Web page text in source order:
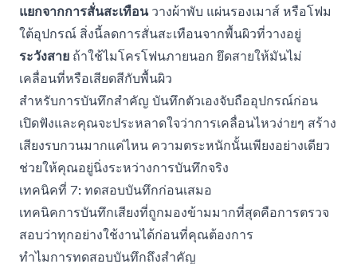
แยกจากการสั่นสะเทือนวางผ้าพับ แผ่นรองเมาส์ หรือโฟม
ใต้อุปกรณ์ สิ่งนี้ลดการสั่นสะเทือนจากพื้นผิวที่วางอยู่
ระวังสาย ถ้าใช้ไมโครโฟนภายนอก ยึดสายให้มันไม่
เคลื่อนที่หรือเสียดสีกับพื้นผิว
สำหรับการบันทึกสำคัญ บันทึกตัวเองจับถืออุปกรณ์ก่อน
เปิดฟังและคุณจะประหลาดใจว่าการเคลื่อนไหวง่ายๆ สร้าง
เสียงรบกวนมากแค่ไหน ความตระหนักนั้นเพียงอย่างเดียว
ช่วยให้คุณอยู่นิ่งระหว่างการบันทึกจริง
เทคนิคที่ 7: ทดสอบบันทึกก่อนเสมอ
เทคนิคการบันทึกเสียงที่ถูกมองข้ามมากที่สุดคือการตรวจ
สอบว่าทุกอย่างใช้งานได้ก่อนที่คุณต้องการ
ทำไมการทดสอบบันทึกถึงสำคัญ